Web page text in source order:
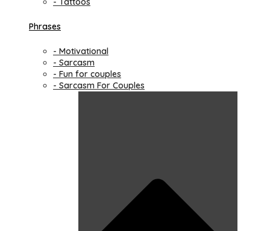
Phrases
- Motivational
- Sarcasm
- Fun for couples
- Sarcasm For Couples